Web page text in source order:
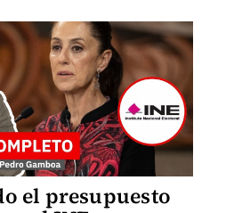
el presupuesto